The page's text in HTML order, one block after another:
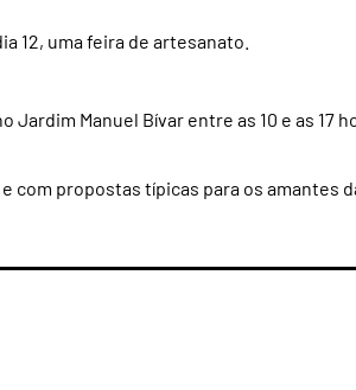
12, uma feira de artesanato.
Manuel Bívar entre as 10 e as 17
com propostas típicas para os amantes